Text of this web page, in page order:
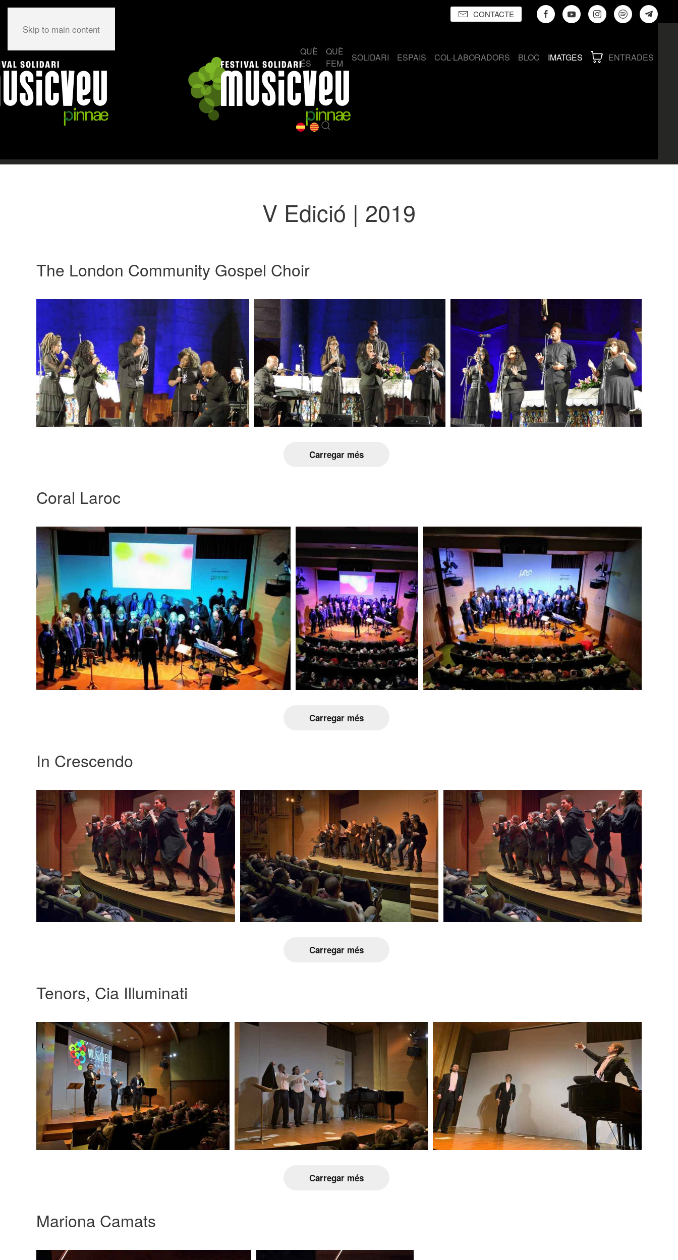
Skip to main content
CONTACTE
QUÈ
ÉS
QUÈ
FEM
SOLIDARI ESPAIS COL·LABORADORS BLOC IMATGES ENTRADES
V Edició | 2019
The London Community Gospel Choir
Carregar més
Coral Laroc
Carregar més
In Crescendo
Carregar més
Tenors, Cia Illuminati
Carregar més
Mariona Camats